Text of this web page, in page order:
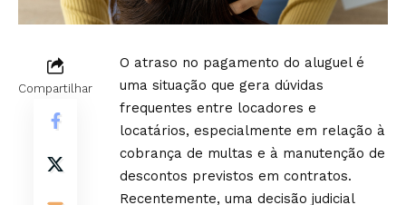
Compartilhar
O atraso no pagamento do aluguel é
uma situação que gera dúvidas
frequentes entre locadores e
locatários, especialmente em relação à
cobrança de multas e à manutenção de
descontos previstos em contratos.
Recentemente, uma decisão judicial